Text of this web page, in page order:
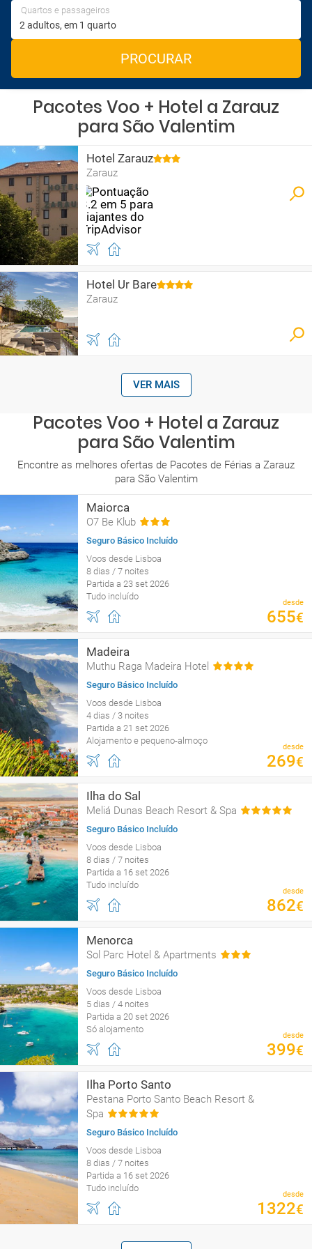
Quartos e passageiros
PROCURAR
Pacotes Voo + Hotel a Zarauz
para São Valentim
Hotel Zarauz
Zarauz
Hotel Ur Bare
Zarauz
VER MAIS
Pacotes Voo + Hotel a Zarauz
para São Valentim
Encontre as melhores ofertas de Pacotes de Férias a Zarauz
para São Valentim
Maiorca
O7 Be Klub
Seguro Básico Incluído
Voos desde Lisboa
8 dias / 7 noites
Partida a 23 set 2026
Tudo incluído
desde
655€
Madeira
Muthu Raga Madeira Hotel
Seguro Básico Incluído
Voos desde Lisboa
4 dias / 3 noites
Partida a 21 set 2026
Alojamento e pequeno-almoço
desde
269€
Ilha do Sal
Meliá Dunas Beach Resort & Spa
Seguro Básico Incluído
Voos desde Lisboa
8 dias / 7 noites
Partida a 16 set 2026
Tudo incluído
desde
862€
Menorca
Sol Parc Hotel & Apartments
Seguro Básico Incluído
Voos desde Lisboa
5 dias / 4 noites
Partida a 20 set 2026
Só alojamento
desde
399€
Ilha Porto Santo
Pestana Porto Santo Beach Resort &
Spa
Seguro Básico Incluído
Voos desde Lisboa
8 dias / 7 noites
Partida a 16 set 2026
Tudo incluído
desde
1322€